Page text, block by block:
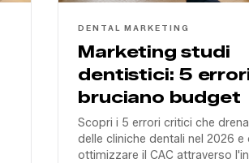
DENTAL MARKETING
Marketing studi
dentistici: 5
bruciano budget
Scopri i 5 errori critici che
delle cliniche dentali nel 2026 e
ottimizzare il CAC attraverso